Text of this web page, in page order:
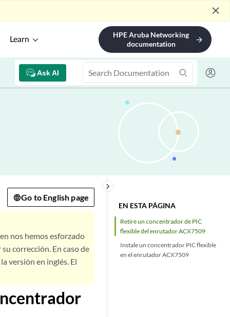
close
Learn
HPE Aruba Networking
documentation
arrow_forward
Ask AI
EN ESTA PÁGINA
Retire un concentrador de PIC
flexible del enrutador ACX7509
Instale un concentrador PIC flexible
en el enrutador ACX7509
keyboard_arrow_right
Go to English page
nos hemos esforzado
corrección. En caso de
versión en inglés. El